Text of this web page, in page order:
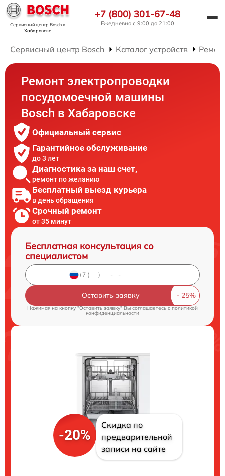
Сервисный центр Boschв
Хабаровске
+7 (800) 301-67-48
Ежедневно с 9:00 до 21:00
Сервисный центр Bosch Каталог устройств
Ремонт электропроводки
посудомоечной машины
Bosch в Хабаровске
Официальный сервис
Гарантийное обслуживание
до 3 лет
Диагностика за наш счет,
ремонт по желанию
Бесплатный выезд курьера
в день обращения
Срочный ремонт
от 35 минут
Бесплатная консультация со
специалистом
Оставить заявку
Нажимая на кнопку "Оставить заявку" Вы соглашаетесь cполитикой
конфиденциальности
-20%
Скидка по
предварительной
записи на сайте